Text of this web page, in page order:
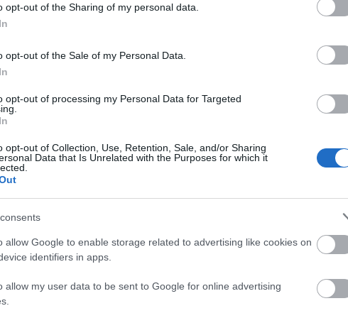
opt-out of the Sharing of my personal data.
opt-out of the Sale of my Personal Data.
opt-out of processing my Personal Data for Targeted
opt-out of Collection, Use, Retention, Sale, and/or Sharing
Data that Is Unrelated with the Purposes for which it
allow Google to enable storage related to advertising like cookies on
identifiers in apps.
allow my user data to be sent to Google for online advertising
megmaradt.
James L. Brooksszal, a Becéző szavak
filmgyártó vállalatát. Platt volt az, aki a
az ismeretlen Matt Groeninget, aki
kezdve együtt dolgoztak évekig.